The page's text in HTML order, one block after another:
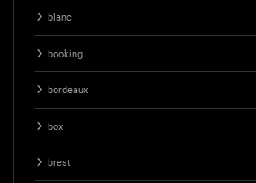
blanc
booking
bordeaux
box
brest